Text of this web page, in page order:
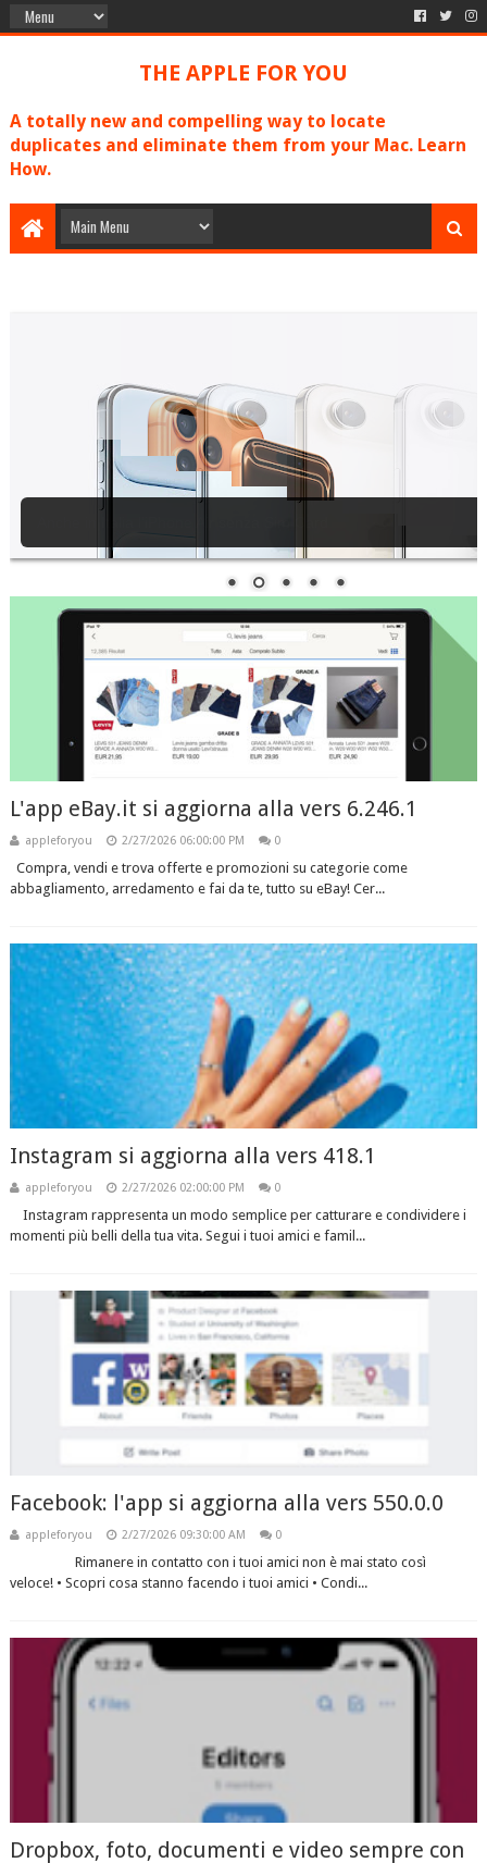
THE APPLE FOR YOU
A totally new and compelling way to locate
duplicates and eliminate them from your Mac. Learn
How.
Nuovi iPhone 17 e iPhone Air, AirPods Pro 3 e Watch Serie 11:
L'app eBay.it si aggiorna alla vers 6.246.1
appleforyou 2/27/2026 06:00:00 PM 0
Compra, vendi e trova offerte e promozioni su categorie come
abbagliamento, arredamento e fai da te, tutto su eBay! Cer...
Instagram si aggiorna alla vers 418.1
appleforyou 2/27/2026 02:00:00 PM 0
Instagram rappresenta un modo semplice per catturare e condividere i
momenti più belli della tua vita. Segui i tuoi amici e famil...
Facebook: l'app si aggiorna alla vers 550.0.0
appleforyou 2/27/2026 09:30:00 AM 0
Rimanere in contatto con i tuoi amici non è mai stato così
veloce! • Scopri cosa stanno facendo i tuoi amici • Condi...
Dropbox, foto, documenti e video sempre con